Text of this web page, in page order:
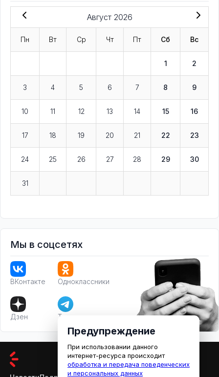
Август 2026
Пн Вт Ср Чт Пт Сб Вс
1 2
3 4 5 6 7 8 9
10 11 12 13 14 15 16
17 18 19 20 21 22 23
24 25 26 27 28 29 30
31
Мы в соцсетях
ВКонтакте Одноклассники
Дзен Телеграм
Предупреждение
При использовании данного
интернет-ресурса происходит
обработка и передача поведенческих
и персональных данных